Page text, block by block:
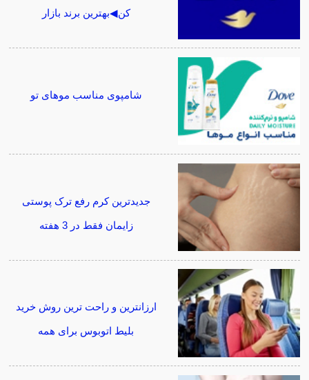
کن◀بهترین برند بازار
شامپوی مناسب موهای تو
جدیدترین کرم رفع ترک پوستی
زایمان فقط در 3 هفته
ارزانترین و راحت ترین روش خرید
بلیط اتوبوس برای همه